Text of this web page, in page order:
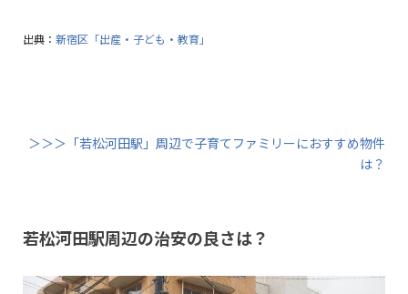
出典： 新宿区「出産・子ども・教育」
＞＞＞「若松河田駅」周辺で子育てファミリーにおすすめ物件
は？
若松河田駅周辺の治安の良さは？